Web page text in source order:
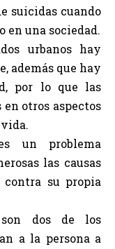
suicidas cuando
en una sociedad.
urbanos hay
además que hay
por lo que las
otros aspectos
un problema
las causas
su propia
dos de los
a la persona a